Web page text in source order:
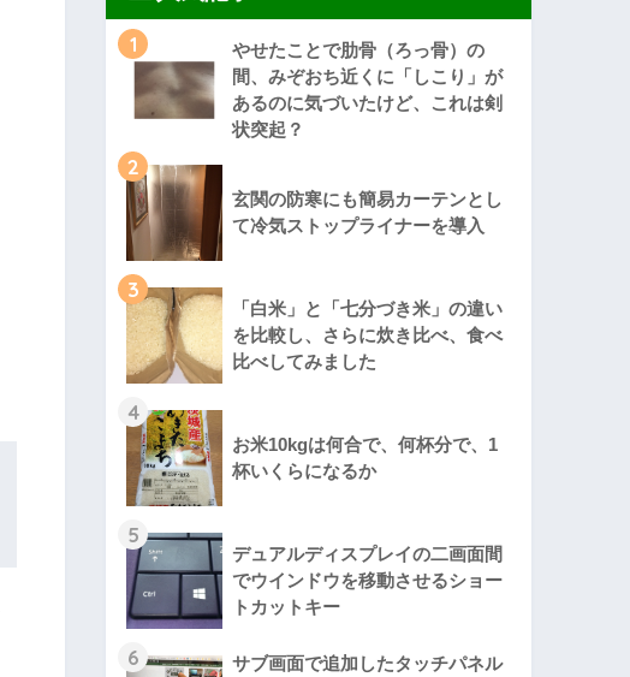
1
やせたことで肋骨（ろっ骨）の
間、みぞおち近くに「しこり」が
あるのに気づいたけど、これは剣
状突起？
2
玄関の防寒にも簡易カーテンとし
て冷気ストップライナーを導入
3
「白米」と「七分づき米」の違い
を比較し、さらに炊き比べ、食べ
比べしてみました
4
お米10kgは何合で、何杯分で、1
杯いくらになるか
5
デュアルディスプレイの二画面間
でウインドウを移動させるショー
トカットキー
6
サブ画面で追加したタッチパネル